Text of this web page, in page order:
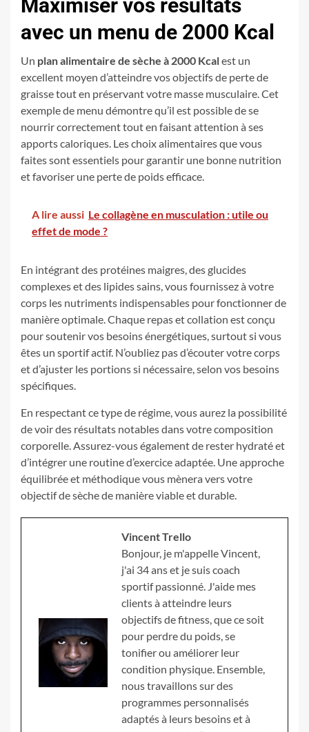
Maximiser vos résultats
avec un menu de 2000 Kcal
Un plan alimentaire de sèche à 2000 Kcalest un
excellent moyen d’atteindre vos objectifs de perte de
graisse tout en préservant votre masse musculaire. Cet
exemple de menu démontre qu’il est possible de se
nourrir correctement tout en faisant attention à ses
apports caloriques. Les choix alimentaires que vous
faites sont essentiels pour garantir une bonne nutrition
et favoriser une perte de poids efficace.
A lire aussi Le collagène en musculation : utile ou
effet de mode ?
En intégrant des protéines maigres, des glucides
complexes et des lipides sains, vous fournissez à votre
corps les nutriments indispensables pour fonctionner de
manière optimale. Chaque repas et collation est conçu
pour soutenir vos besoins énergétiques, surtout si vous
êtes un sportif actif. N’oubliez pas d’écouter votre corps
et d’ajuster les portions si nécessaire, selon vos besoins
spécifiques.
En respectant ce type de régime, vous aurez la possibilité
de voir des résultats notables dans votre composition
corporelle. Assurez-vous également de rester hydraté et
d’intégrer une routine d’exercice adaptée. Une approche
équilibrée et méthodique vous mènera vers votre
objectif de sèche de manière viable et durable.
Vincent Trello
Bonjour, je m'appelle Vincent,
j'ai 34 ans et je suis coach
sportif passionné. J'aide mes
clients à atteindre leurs
objectifs de fitness, que ce soit
pour perdre du poids, se
tonifier ou améliorer leur
condition physique. Ensemble,
nous travaillons sur des
programmes personnalisés
adaptés à leurs besoins et à